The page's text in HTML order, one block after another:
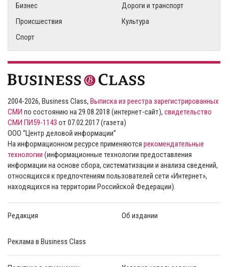
Бизнес
Дороги и транспорт
Происшествия
Культура
Спорт
2004-2026, Business Class, Выписка из реестра зарегистрированных
СМИ по состоянию на 29.08.2018 (интернет-сайт), свидетельство
СМИ ПИ59-1143 от 07.02.2017 (газета)
ООО “Центр деловой информации”
На информационном ресурсе применяются рекомендательные
технологии (информационные технологии предоставления
информации на основе сбора, систематизации и анализа сведений,
относящихся к предпочтениям пользователей сети «Интернет»,
находящихся на территории Российской Федерации).
Редакция Об издании
Реклама в Business Class